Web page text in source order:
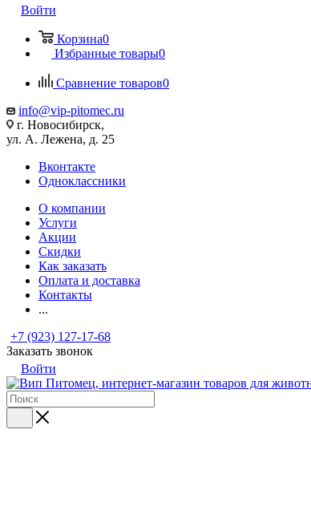
Войти
Корзина0
Избранные товары0
Сравнение товаров0
info@vip-pitomec.ru
г. Новосибирск,
ул. А. Лежена, д. 25
Вконтакте
Одноклассники
О компании
Услуги
Акции
Скидки
Как заказать
Оплата и доставка
Контакты
...
+7 (923) 127-17-68
Заказать звонок
Войти